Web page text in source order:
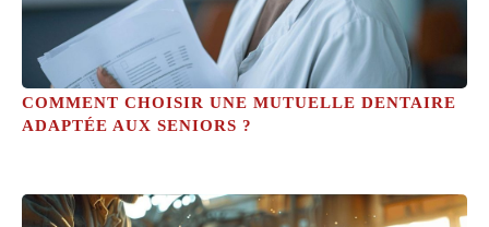
COMMENT CHOISIR UNE MUTUELLE DENTAIRE
ADAPTÉE AUX SENIORS ?